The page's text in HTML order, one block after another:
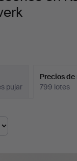
pujar
Precios
799 lotes